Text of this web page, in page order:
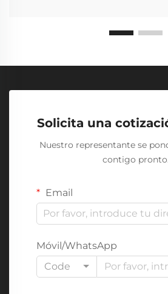
Solicita una
Nuestro representante se
contigo pronto.
Email
Móvil/WhatsApp
Code